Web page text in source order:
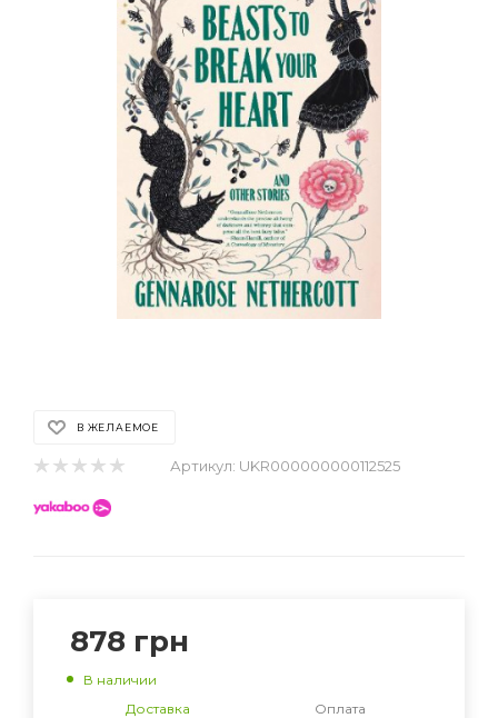
В ЖЕЛАЕМОЕ
Артикул: UKR000000000112525
878 грн
В наличии
Доставка
Оплата